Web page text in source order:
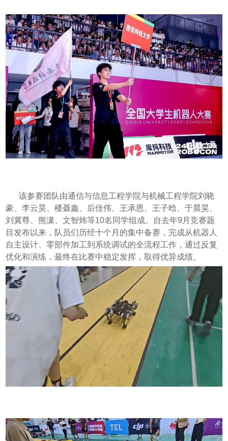
该参赛团队由通信与信息工程学院与机械工程学院刘晓
豪、李云昊、楼聂鑫、后佳伟、王承恩、王子晗、于晨昊、
刘冀尊、熊潇、文智炜等10名同学组成。自去年9月竞赛题
目发布以来，队员们历经十个月的集中备赛，完成从机器人
自主设计、零部件加工到系统调试的全流程工作，通过反复
优化和演练，最终在比赛中稳定发挥，取得优异成绩。